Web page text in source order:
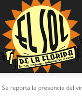
Se reporta la presencia del